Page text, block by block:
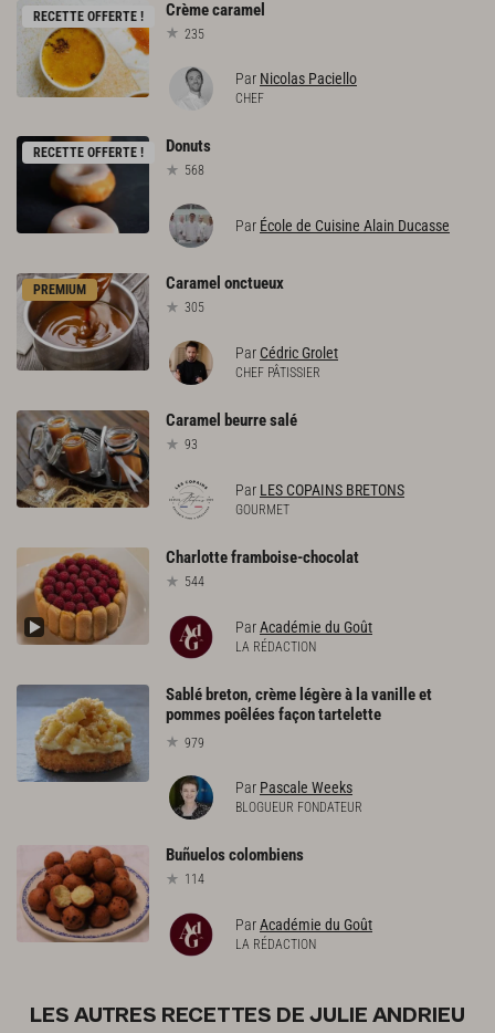
RECETTE OFFERTE ! Crèmecaramel
235
Par Nicolas Paciello
CHEF
RECETTE OFFERTE ! Donuts
568
Par École de Cuisine Alain Ducasse
PREMIUM Caramel onctueux
305
Par Cédric Grolet
CHEF PÂTISSIER
Caramel beurresalé
93
Par LES COPAINS BRETONS
GOURMET
Charlotteframboise-chocolat
544
ParAcadémie du Goût
LA RÉDACTION
Sablé breton, crème légère à la vanille et
pommes poêlées façon tartelette
979
Par Pascale Weeks
BLOGUEUR FONDATEUR
Buñueloscolombiens
114
ParAcadémie du Goût
LA RÉDACTION
LES AUTRES RECETTES DE JULIE ANDRIEU